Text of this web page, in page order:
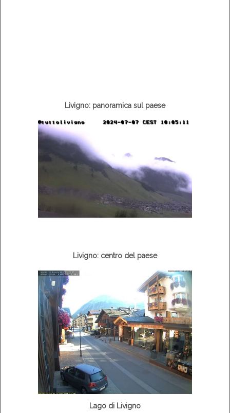
Livigno: panoramica sul paese
Livigno: centro del paese
Lago di Livigno